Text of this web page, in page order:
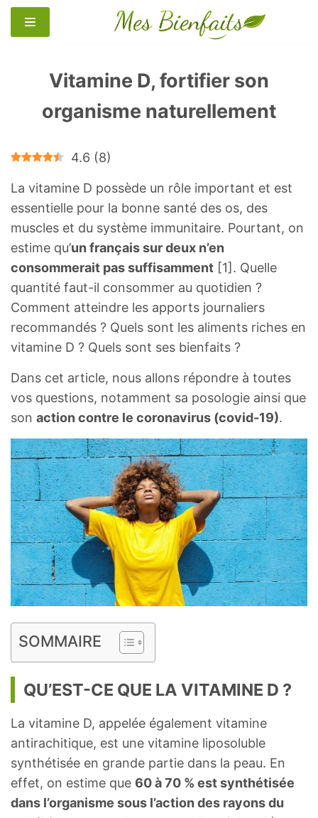
Aller
au
Vitamine D, fortifier son
organisme naturellement
4.6 (8)
La vitamine D possède un rôle important et est
essentielle pour la bonne santé des os, des
muscles et du système immunitaire. Pourtant, on
estime qu’un français sur deux n’en
consommerait pas suffisamment [1]. Quelle
quantité faut-il consommer au quotidien ?
Comment atteindre les apports journaliers
recommandés ? Quels sont les aliments riches en
vitamine D ? Quels sont ses bienfaits ?
Dans cet article, nous allons répondre à toutes
vos questions, notamment sa posologie ainsi que
son action contre le coronavirus (covid-19).
SOMMAIRE
QU’EST-CE QUE LA VITAMINE D ?
La vitamine D, appelée également vitamine
antirachitique, est une vitamine liposoluble
synthétisée en grande partie dans la peau. En
effet, on estime que 60 à 70 % est synthétisée
dans l’organisme sous l’action des rayons du